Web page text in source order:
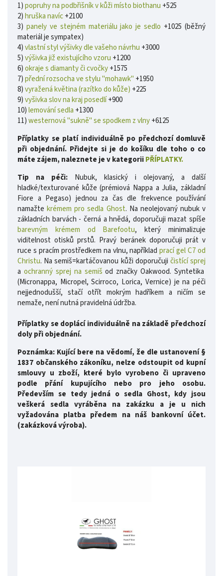
1)popruhy na podbřišník v kůži místo biothanu +525
2)hruška navíc+2100
3) panely ve stejném materiálu jako je sedlo +1025 (běžný
materiál je sympatex)
4)vlastní styl výšivky dle vašeho návrhu +3000
5)výšivka již existujícího vzoru +1200
6)okraje s diamanty či cvočky+1575
7)přední rozsocha ve stylu "mohawk" +1950
8)vyražená květina (razítko do kůže) +225
9)vyšivka slov na kraj posedlí+900
10)lemování sedla +1300
11)westernová "sukně" se spodkem z vlny+6125
Příplatky se platí individuálně po předchozí domluvě
při objednání. Přidejte si je do košíku dle toho o co
máte zájem, naleznete je v kategoriiPŘÍPLATKY.
Tip na péči: Nubuk, klasický i olejovaný, a další
hladké/texturované kůže (prémiová Nappa a Julia, základní
Fiore a Pegaso) jednou za čas dle frekvence používání
namažtekrémem pro sedla Ghost. Na neolejovaný nubuk v
základních barvách - černá a hnědá, doporučuji mazat spíše
barevným krémem od Barefootu, který minimalizuje
viditelnost otisků prstů. Pravý beránek doporučuji prát v
ruce s pracím prostředkem na vlnu, napříkladprací gel C7 od
Christu. Na semiš=kartáčovanou kůži doporučuji čistící sprej
a ochranný sprej na semiš od značky Oakwood. Syntetika
(Micronappa, Micropel, Scirroco, Lorica, Vernice) je na péči
nejjednodušší, stačí otřít mokrým hadříkem a ničím se
nemaže, není nutná pravidelná údržba.
Příplatky se doplácí individuálně na základě předchozí
doly při objednání.
Poznámka: Kující bere na vědomí, že dle ustanovení §
1837 občanského zákoníku, nelze odstoupit od kupní
smlouvy u zboží, které bylo vyrobeno či upraveno
podle přání kupujícího nebo pro jeho osobu.
Především se tedy jedná o sedla Ghost, kdy jsou
veškerá sedla vyráběna na zakázku a je u nich
vyžadována platba předem na náš bankovní účet.
(zakázková výroba).